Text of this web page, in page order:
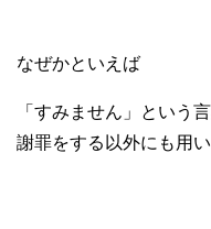
なぜかといえば
「すみません」という
謝罪をする以外にも用い